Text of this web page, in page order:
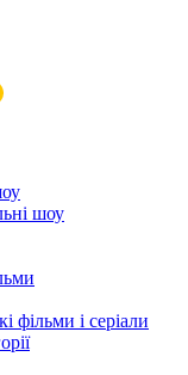
шоу
фільми і серіали